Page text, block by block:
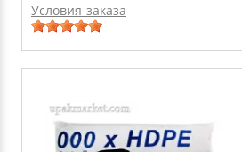
Условия заказа